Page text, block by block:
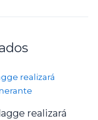
realizará